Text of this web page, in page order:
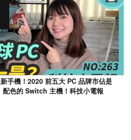
手機！2020 前五大 PC 品牌市佔是
配色的 Switch 主機！科技小電報